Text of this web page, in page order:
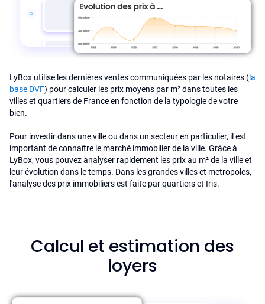
LyBox utilise les dernières ventes communiquées par les notaires (la
base DVF) pour calculer les prix moyens par m² dans toutes les
villes et quartiers de France en fonction de la typologie de votre
bien.
Pour investir dans une ville ou dans un secteur en particulier, il est
important de connaître le marché immobilier de la ville. Grâce à
LyBox, vous pouvez analyser rapidement les prix au m² de la ville et
leur évolution dans le temps. Dans les grandes villes et metropoles,
l'analyse des prix immobiliers est faite par quartiers et Iris.
Calcul et estimation des
loyers